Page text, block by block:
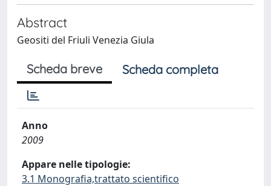
Abstract
Geositi del Friuli Venezia Giula
Scheda breve Scheda completa
Anno
2009
Appare nelle tipologie:
3.1 Monografia,trattato scientifico